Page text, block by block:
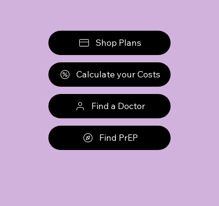
Shop Plans
Calculate your Costs
Find a Doctor
Find PrEP